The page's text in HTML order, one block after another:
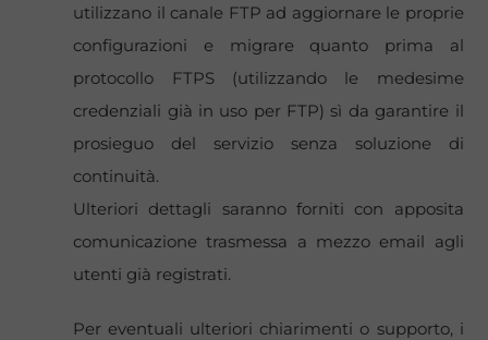
utilizzano il canale FTP ad aggiornare le proprie
configurazioni e migrare quanto prima al
protocollo FTPS (utilizzando le medesime
credenziali già in uso per FTP) sì da garantire il
prosieguo del servizio senza soluzione di
continuità.
Ulteriori dettagli saranno forniti con apposita
comunicazione trasmessa a mezzo email agli
utenti già registrati.
Per eventuali ulteriori chiarimenti o supporto, i